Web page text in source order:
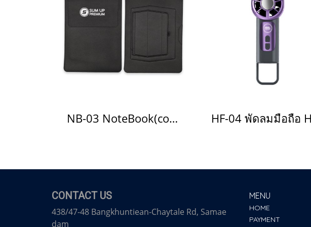
NB-03 NoteBook(copy)
CONTACT US
438/47-48 Bangkhuntiean-Chaytale Rd, Samae
dam
MENU
HOME
PAYMENT